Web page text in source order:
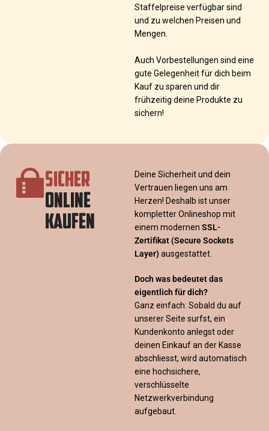
Staffelpreise verfügbar sind
und zu welchen Preisen und
Mengen.
Auch Vorbestellungen sind eine
gute Gelegenheit für dich beim
Kauf zu sparen und dir
frühzeitig deine Produkte zu
sichern!
SICHER
ONLINE
KAUFEN
Deine Sicherheit und dein
Vertrauen liegen uns am
Herzen! Deshalb ist unser
kompletter Onlineshop mit
einem modernen SSL-
Zertifikat (Secure Sockets
Layer) ausgestattet.
Doch was bedeutet das
eigentlich für dich?
Ganz einfach: Sobald du auf
unserer Seite surfst, ein
Kundenkonto anlegst oder
deinen Einkauf an der Kasse
abschliesst, wird automatisch
eine hochsichere,
verschlüsselte
Netzwerkverbindung
aufgebaut.